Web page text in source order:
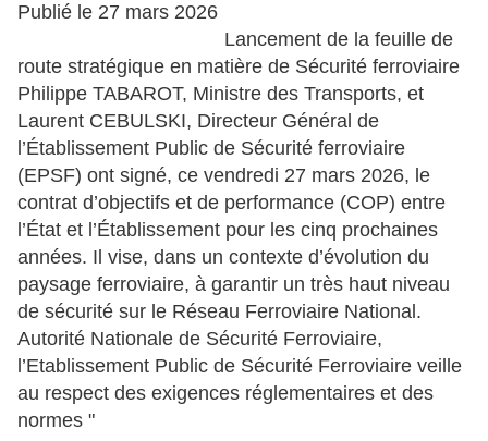
Publié le 27 mars 2026
Lancement de la feuille de
route stratégique en matière de Sécurité ferroviaire
Philippe TABAROT, Ministre des Transports, et
Laurent CEBULSKI, Directeur Général de
l’Établissement Public de Sécurité ferroviaire
(EPSF) ont signé, ce vendredi 27 mars 2026, le
contrat d’objectifs et de performance (COP) entre
l’État et l’Établissement pour les cinq prochaines
années. Il vise, dans un contexte d’évolution du
paysage ferroviaire, à garantir un très haut niveau
de sécurité sur le Réseau Ferroviaire National.
Autorité Nationale de Sécurité Ferroviaire,
l’Etablissement Public de Sécurité Ferroviaire veille
au respect des exigences réglementaires et des
normes "